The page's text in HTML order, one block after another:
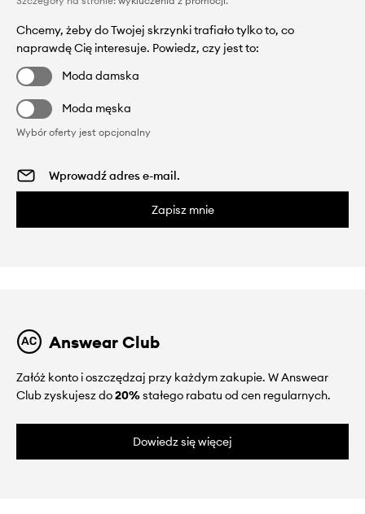
Chcemy, żeby do Twojej skrzynki trafiało tylko to, co
naprawdę Cię interesuje. Powiedz, czy jest to:
Moda damska
Moda męska
Wybór oferty jest opcjonalny
Zapisz mnie
Answear Club
Załóż konto i oszczędzaj przy każdym zakupie. W Answear
Club zyskujesz do20%stałego rabatu od cen regularnych.
Dowiedz się więcej